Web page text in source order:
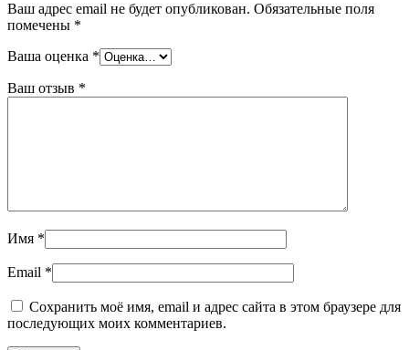
Ваш адрес email не будет опубликован. Обязательные поля
помечены *
Ваша оценка *
Ваш отзыв *
Имя *
Email *
Сохранить моё имя, email и адрес сайта в этом браузере для
последующих моих комментариев.